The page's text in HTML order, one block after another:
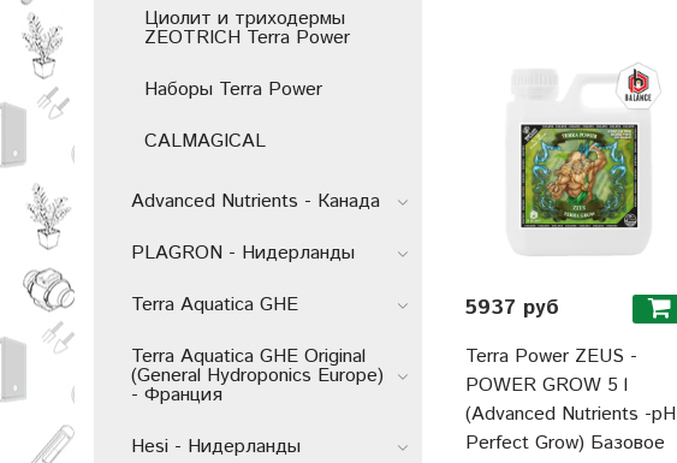
5937 руб
Terra Power ZEUS -
POWER GROW 5 l
(Advanced Nutrients -pH
Perfect Grow) Базовое
Циолит и триходермы
ZEOTRICH Terra Power
Наборы Terra Power
CALMAGICAL
Advanced Nutrients - Канада
PLAGRON - Нидерланды
Terra Aquatica GHE
Terra Aquatica GHE Original
(General Hydroponics Europe)
- Франция
Hesi - Нидерланды